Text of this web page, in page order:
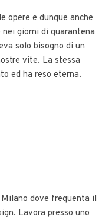
opere e dunque anche
giorni di quarantena
solo bisogno di un
vite. La stessa
ed ha reso eterna.
dove frequenta il
Lavora presso uno